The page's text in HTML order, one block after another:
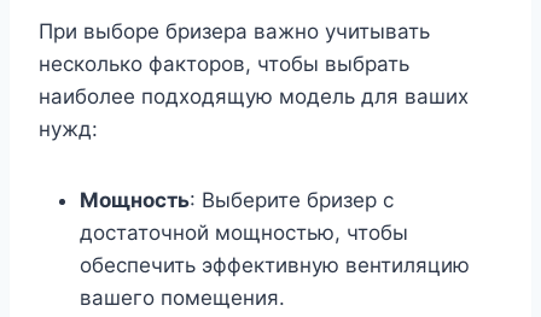
При выборе бризера важно учитывать
несколько факторов, чтобы выбрать
наиболее подходящую модель для ваших
нужд:
Мощность: Выберите бризер с
достаточной мощностью, чтобы
обеспечить эффективную вентиляцию
вашего помещения.